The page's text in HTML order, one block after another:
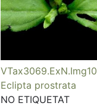
VTax3069.ExN.Img10
Eclipta prostrata
NO ETIQUETAT